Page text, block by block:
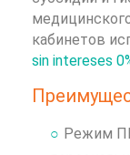
кабинетов
sin intereses
Режим